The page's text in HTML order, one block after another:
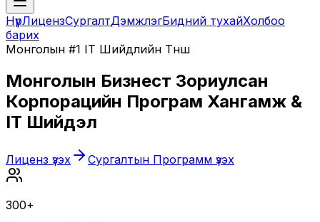
НүүрЛицензСургалтДэмжлэгБидний тухайХолбоо
барих
Монголын #1 IT Шийдлийн Түнш
Монголын Бизнест Зориулсан
Корпорацийн Програм Хангамж &
IT Шийдэл
Лиценз үзэх Сургалтын Программ үзэх
300+